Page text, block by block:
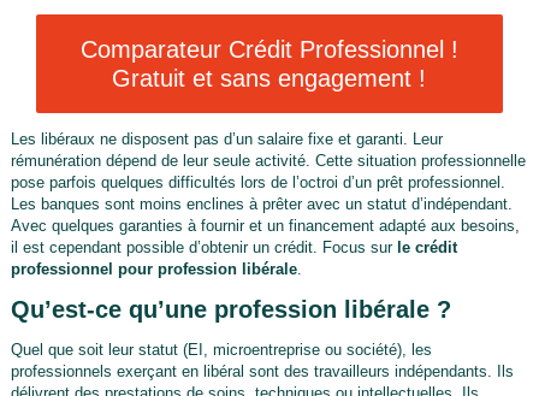
Comparateur Crédit Professionnel !
Gratuit et sans engagement !
Les libéraux ne disposent pas d’un salaire fixe et garanti. Leur
rémunération dépend de leur seule activité. Cette situation professionnelle
pose parfois quelques difficultés lors de l’octroi d’un prêt professionnel.
Les banques sont moins enclines à prêter avec un statut d’indépendant.
Avec quelques garanties à fournir et un financement adapté aux besoins,
il est cependant possible d’obtenir un crédit. Focus sur le crédit
professionnel pour profession libérale.
Qu’est-ce qu’une profession libérale ?
Quel que soit leur statut (EI, microentreprise ou société), les
professionnels exerçant en libéral sont des travailleurs indépendants. Ils